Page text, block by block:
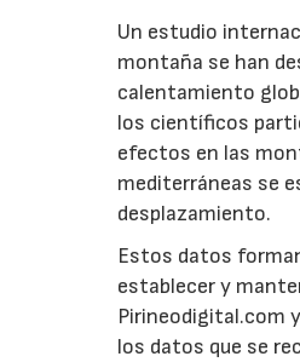
Un estudio
montaña se han
calentamiento
los científicos
efectos en las
mediterráneas se
desplazamiento.
Estos datos
establecer y
Pirineodigital.com
los datos que se